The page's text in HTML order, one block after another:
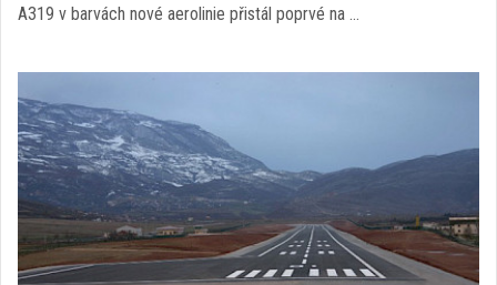
A319 v barvách nové aerolinie přistál poprvé na …